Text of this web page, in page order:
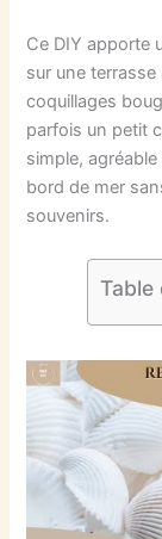
Ce DIY apporte
sur une
coquillages
parfois un petit
simple,
bord de mer
souvenirs.
Table